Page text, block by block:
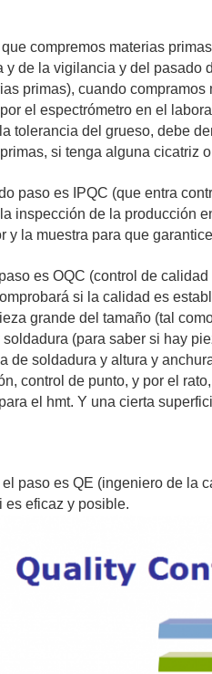
compremos materias
y de la vigilancia y del pasado
primas), cuando
el espectrómetro en el
tolerancia del grueso, debe
si tenga alguna cicatriz
paso es IPQC (que entra
inspección de la producción
y la muestra para que
es OQC (control de
si la calidad es
grande del tamaño (tal
soldadura (para saber si hay
de soldadura y altura y
control de punto, y por el
el hmt. Y una cierta
paso es QE (ingeniero de la
es eficaz y posible.